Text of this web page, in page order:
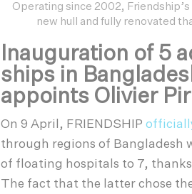
Operating since 2002,
new hull and fully renovated
Inauguration of 5
ships in
appoints Olivier
On 9 April, FRIENDSHIP
through regions of Bangladesh
of floating hospitals to 7,
The fact that the latter chose